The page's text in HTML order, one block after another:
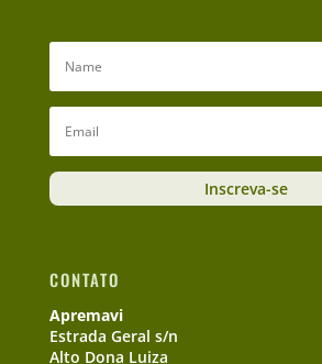
Inscreva-se
CONTATO
Apremavi
Estrada Geral s/n
Alto Dona Luiza